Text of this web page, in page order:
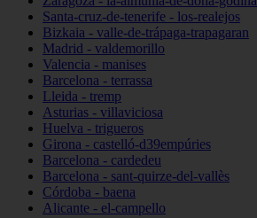
Santa-cruz-de-tenerife - los-realejos
Bizkaia - valle-de-trápaga-trapagaran
Madrid - valdemorillo
Valencia - manises
Barcelona - terrassa
Lleida - tremp
Asturias - villaviciosa
Huelva - trigueros
Girona - castelló-d39empúries
Barcelona - cardedeu
Barcelona - sant-quirze-del-vallès
Córdoba - baena
Alicante - el-campello